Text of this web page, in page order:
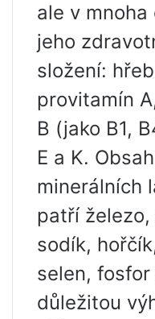
ale v
jeho
složení:
provitamín
B (jako B1,
E a K.
minerálních
patří
sodík,
selen,
důležitou